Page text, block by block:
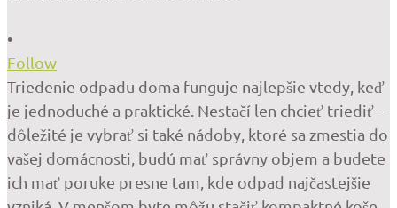
•
Follow
Triedenie odpadu doma funguje najlepšie vtedy, keď
je jednoduché a praktické. Nestačí len chcieť triediť –
dôležité je vybrať si také nádoby, ktoré sa zmestia do
vašej domácnosti, budú mať správny objem a budete
ich mať poruke presne tam, kde odpad najčastejšie